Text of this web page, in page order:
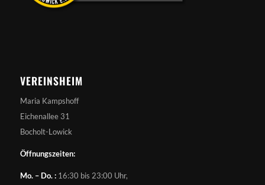
VEREINSHEIM
Maria Kampshoff
Eichenallee 31
Bocholt-Lowick
Öffnungszeiten:
Mo. – Do. :16:30 bis 23:00 Uhr,